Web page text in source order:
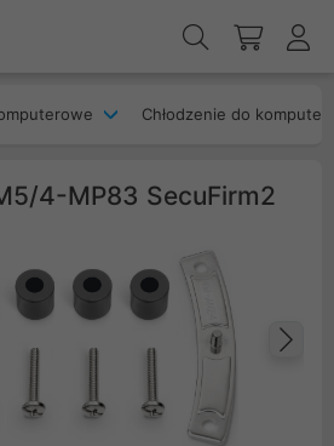
Chłodzenie do
4-MP83 SecuFirm2